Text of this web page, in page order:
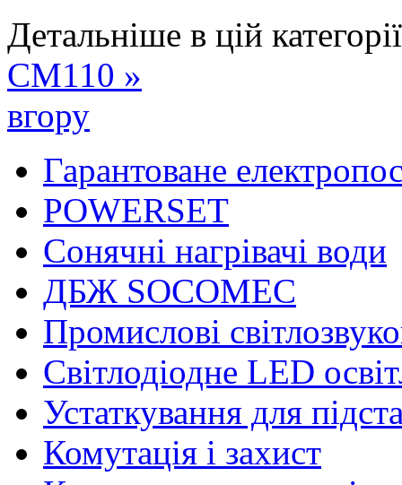
Детальніше в цій
СМ110 »
вгору
Гарантоване
POWERSET
Сонячні нагрівачі води
ДБЖ SOCOMEC
Промислові
Світлодіодне LED
Устаткування для
Комутація і захист